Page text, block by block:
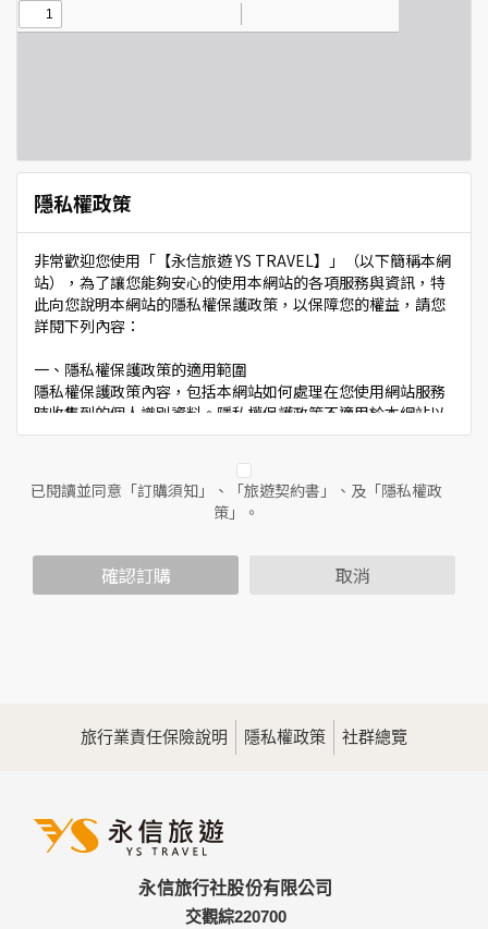
隱私權政策
非常歡迎您使用「【永信旅遊 YS TRAVEL】」（以下簡稱本網
站），為了讓您能夠安心的使用本網站的各項服務與資訊，特
此向您說明本網站的隱私權保護政策，以保障您的權益，請您
詳閱下列內容：
一、隱私權保護政策的適用範圍
隱私權保護政策內容，包括本網站如何處理在您使用網站服務
時收集到的個人識別資料。隱私權保護政策不適用於本網站以
外的相關連結網站，也不適用於非本網站所委託或參與管理的
二、個人資料的蒐集、處理及利用方式
當您造訪本網站或使用本網站所提供之功能服務時，我們將視
範圍內處理及利用您的個人資料；非經您書面同意，本網站不
會將個人資料用於其他用途。
為提供精確的服務，我們會將收集的問卷調查內容進行統計與
分析，分析結果之統計數據或說明文字呈現，除供內部研究
三、資料之保護
備及必要的安全防護措施，加以保護網站及您的個人資料採用
嚴格的保護措施，只由經過授權的人員才能接觸您的個人資
已閱讀並同意「訂購須知」、「旅遊契約書」、及「隱私權政
策」。
確認訂購 取消
旅行業責任保險說明 隱私權政策 社群總覽
永信旅行社股份有限公司
交觀綜220700